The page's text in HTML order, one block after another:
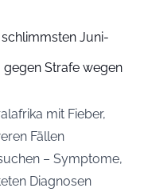
Juni-
Strafe wegen
mit Fieber,
Fällen
– Symptome,
Diagnosen